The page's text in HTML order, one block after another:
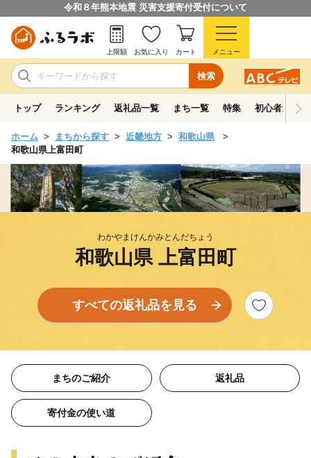
令和８年熊本地震 災害支援寄付受付について
検索
上限額 お気に入り カート メニュー
トップ ランキング 返礼品一覧 まち一覧 特集 初心者ガイド
ホーム まちから探す 近畿地方
和歌山県
和歌山県上富田町
わかやまけんかみとんだちょう
和歌山県 上富田町
すべての返礼品を見る
まちのご紹介 返礼品
寄付金の使い道